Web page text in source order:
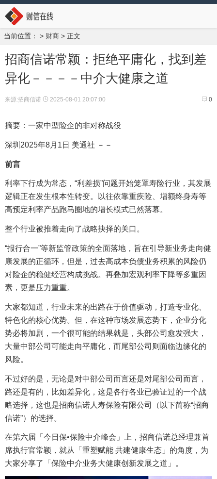
当前位置： > 财商 > 正文
招商信诺常颖：拒绝平庸化，找到差
异化－－－－中介大健康之道
0
来源:招商信诺 2025-08-01 20:07:00
摘要：一家中型险企的非对称战役
深圳 2025年8月1日 美通社 －－
前言
利率下行成为常态，“利差损”问题开始笼罩寿险行业，其发展
逻辑正在发生根本性转变。以往依靠重疾险、增额终身寿等
高预定利率产品跑马圈地的增长模式已然落幕。
整个行业被推着走向了战略抉择的关口。
“报行合一”等新监管政策的全面落地，旨在引导新业务走向健
康发展的正循环，但是，过去高成本负债业务积累的风险仍
对险企的稳健经营构成挑战。再叠加宏观利率下降等多重因
素，更是压力重重。
大家都知道，行业未来的出路在于价值驱动，打造专业化、
特色化的核心优势。但，在这种市场发展态势下，企业分化
势必将加剧，一个很可能的结果就是，头部公司愈发强大，
大量中部公司可能走向平庸化，而尾部公司则面临边缘化的
风险。
不过好的是，无论是对中部公司而言还是对尾部公司而言，
路还是有的，比如差异化，这是各行各业已验证过的一个战
略选择，这也是招商信诺人寿保险有限公司（以下简称“招商
信诺”）的选择。
在第六届「今日保•保险中介峰会」上，招商信诺总经理兼首
席执行官常颖，就从「重塑赋能 共建健康生态」的角度，为
大家分享了「保险中介业务大健康创新发展之道」。